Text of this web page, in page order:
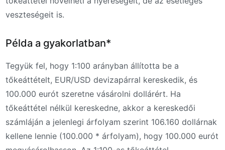
veszteségeit is.
Példa a gyakorlatban*
Tegyük fel, hogy 1:100 arányban állította be a
tőkeáttételt, EUR/USD devizapárral kereskedik, és
100.000 eurót szeretne vásárolni dollárért. Ha
tőkeáttétel nélkül kereskedne, akkor a kereskedői
számláján a jelenlegi árfolyam szerint 106.160 dollárnak
kellene lennie (100.000 * árfolyam), hogy 100.000 eurót